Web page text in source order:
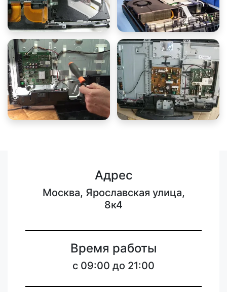
Адрес
Москва, Ярославская улица,
8к4
Время работы
c 09:00 до 21:00